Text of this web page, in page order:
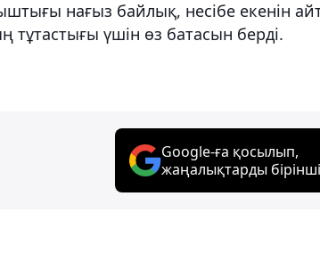
нағыз байлық, несібе екенін
үшін өз батасын берді.
Google-ға қосылып,
жаңалықтарды